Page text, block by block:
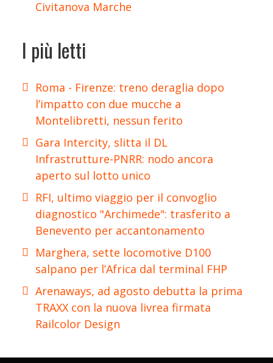
Civitanova Marche
I più letti
Roma - Firenze: treno deraglia dopo
l’impatto con due mucche a
Montelibretti, nessun ferito
Gara Intercity, slitta il DL
Infrastrutture-PNRR: nodo ancora
aperto sul lotto unico
RFI, ultimo viaggio per il convoglio
diagnostico "Archimede": trasferito a
Benevento per accantonamento
Marghera, sette locomotive D100
salpano per l’Africa dal terminal FHP
Arenaways, ad agosto debutta la prima
TRAXX con la nuova livrea firmata
Railcolor Design